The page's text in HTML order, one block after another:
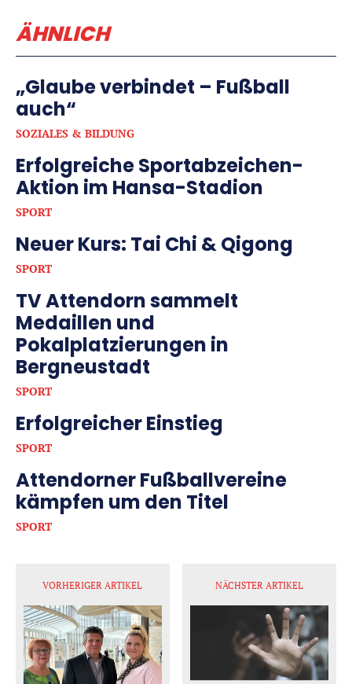
ÄHNLICH
„Glaube verbindet – Fußball
auch“
SOZIALES & BILDUNG
Erfolgreiche Sportabzeichen-
Aktion im Hansa-Stadion
SPORT
Neuer Kurs: Tai Chi & Qigong
SPORT
TV Attendorn sammelt
Medaillen und
Pokalplatzierungen in
Bergneustadt
SPORT
Erfolgreicher Einstieg
SPORT
Attendorner Fußballvereine
kämpfen um den Titel
SPORT
VORHERIGER ARTIKEL NÄCHSTER ARTIKEL